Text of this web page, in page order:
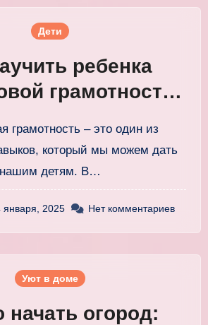
Дети
ребенка
грамотности:
советы
который мы можем дать
нашим детям. В…
января, 2025 Нет комментариев
Уют в доме
начать огород: